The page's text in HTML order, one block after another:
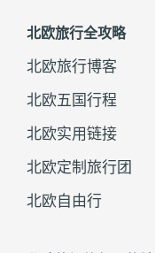
北欧旅行全攻略
北欧旅行博客
北欧五国行程
北欧实用链接
北欧定制旅行团
北欧自由行